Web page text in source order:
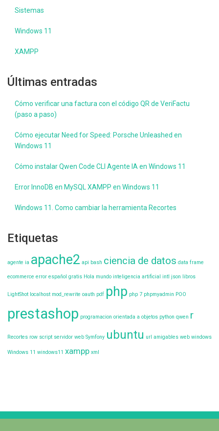
Sistemas
Windows 11
XAMPP
Últimas entradas
Cómo verificar una factura con el código QR de VeriFactu
(paso a paso)
Cómo ejecutar Need for Speed: Porsche Unleashed en
Windows 11
Cómo instalar Qwen Code CLI Agente IA en Windows 11
Error InnoDB en MySQL XAMPP en Windows 11
Windows 11. Como cambiar la herramienta Recortes
Etiquetas
agente ia apache2 api bash ciencia de datos data frame
ecommerce error español gratis Hola mundo inteligencia artificial intl json libros
LightShot localhost mod_rewrite oauth pdf php php 7 phpmyadmin POO
prestashop programacion orientada a objetos python qwen r
Recortes row script servidor web Symfony ubuntu url amigables web windows
Windows 11 windows11 xampp xml